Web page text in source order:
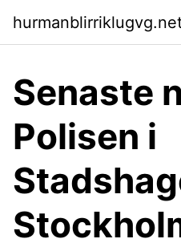
Senaste
Polisen i